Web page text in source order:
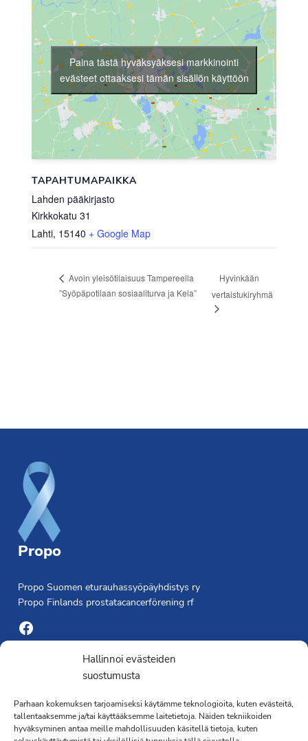
Hallinnoi evästeiden
suostumusta
Parhaan kokemuksen tarjoamiseksi käytämme teknologioita, kuten evästeitä,
tallentaaksemme ja/tai käyttääksemme laitetietoja. Näiden tekniikoiden
hyväksyminen antaa meille mahdollisuuden käsitellä tietoja, kuten
TAPAHTUMAPAIKKA
Lahden pääkirjasto
Kirkkokatu 31
Lahti, 15140 + Google Map
Paina tästä hyväksyäksesi markkinointi
evästeet ottaaksesi tämän sisällön käyttöön
Avoin yleisötilaisuus Tampereella
”Syöpäpotilaan sosiaaliturva ja Kela”
Hyvinkään
vertaistukiryhmä
Propo
Propo Suomen eturauhassyöpäyhdistys ry
Propo Finlands prostatacancerförening rf
Facebook
Yhdistyksen toimisto
Laivapojankatu 3 C, 00180 Helsinki
toimisto@propo.fi
Saavutettavuusseloste »